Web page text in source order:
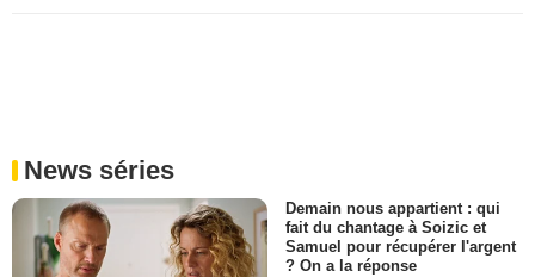
News séries
Demain nous appartient : qui
fait du chantage à Soizic et
Samuel pour récupérer l'argent
? On a la réponse